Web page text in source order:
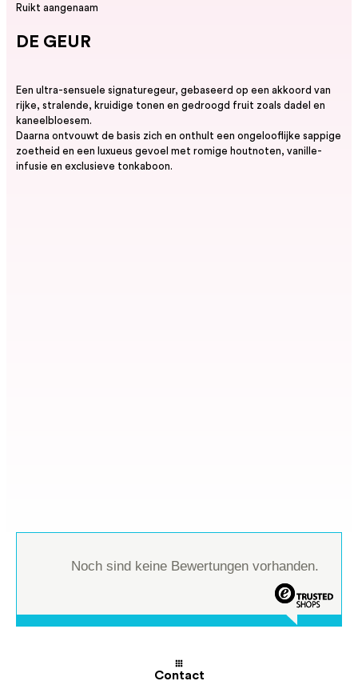
Ruikt aangenaam
DE GEUR
Een ultra-sensuele signaturegeur, gebaseerd op een akkoord van
rijke, stralende, kruidige tonen en gedroogd fruit zoals dadel en
kaneelbloesem.
Daarna ontvouwt de basis zich en onthult een ongelooflijke sappige
zoetheid en een luxueus gevoel met romige houtnoten, vanille-
infusie en exclusieve tonkaboon.
Noch sind keine Bewertungen vorhanden.
Contact